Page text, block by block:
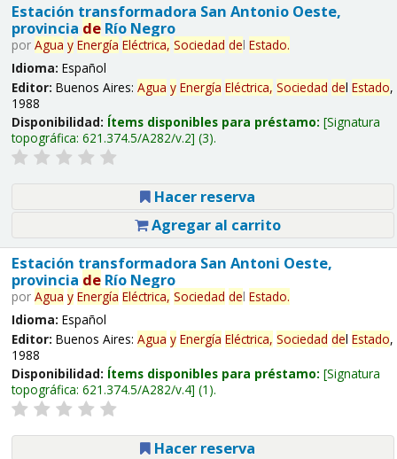
Estación transformadora San Antonio Oeste,
provincia deRío Negro
por Agua y Energía Eléctrica, Sociedad del Estado.
Idioma: Español
Editor: Buenos Aires: Agua y Energía Eléctrica, Sociedad del Estado,
1988
Disponibilidad: Ítems disponibles para préstamo: Signatura
topográfica: 621.374.5/A282/v.2 (3).
Hacer reserva
Agregar al carrito
Estación transformadora San Antoni Oeste,
provincia deRío Negro
por Agua y Energía Eléctrica, Sociedad del Estado.
Idioma: Español
Editor: Buenos Aires: Agua y Energía Eléctrica, Sociedad del Estado,
1988
Disponibilidad: Ítems disponibles para préstamo: Signatura
topográfica: 621.374.5/A282/v.4 (1).
Hacer reserva